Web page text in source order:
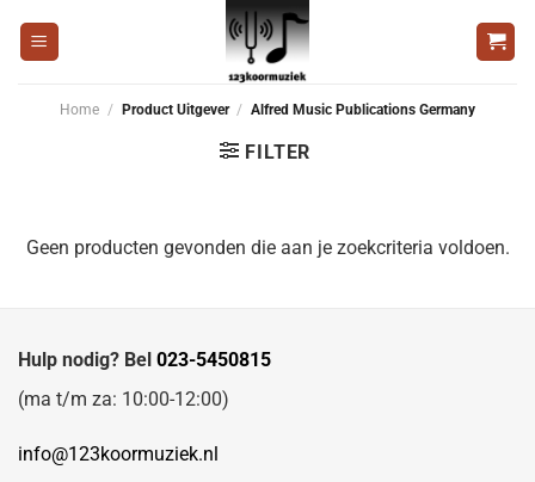
naar
Home / Product Uitgever / Alfred Music Publications Germany
FILTER
Geen producten gevonden die aan je zoekcriteria voldoen.
Hulp nodig? Bel 023-5450815
(ma t/m za: 10:00-12:00)
info@123koormuziek.nl